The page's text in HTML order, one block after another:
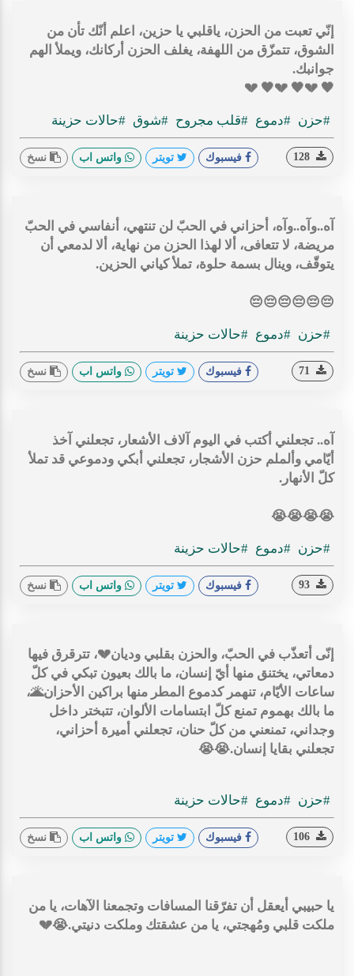
إنّي تعبت من الحزن، ياقلبي يا حزين، اعلم أنّك تأن من
الشوق، تتمزّق من اللهفة، يغلف الحزن أركانك، ويملأ الهم
جوانبك.
🖤 💔🖤 💔🖤 💔
#حزن #دموع #قلب مجروح #شوق #حالات حزينة
فيسبوك تويتر واتس اب نسخ
آه..وآه..وآه، أحزاني في الحبّ لن تنتهي، أنفاسي في الحبّ
مريضة، لا تتعافى، ألا لهذا الحزن من نهاية، ألا لدمعي أن
يتوقّف، وينال بسمة حلوة، تملأ كياني الحزين.
😔😔😔😔😔😔
#حزن #دموع #حالات حزينة
فيسبوك تويتر واتس اب نسخ
آه.. تجعلني أكتب في اليوم آلاف الأشعار، تجعلني آخذ
أيّامي وألملم حزن الأشجار، تجعلني أبكي ودموعي قد تملأ
كلّ الأنهار.
😭😭😭😭
#حزن #دموع #حالات حزينة
فيسبوك تويتر واتس اب نسخ
إنّى أتعذّب في الحبّ، والحزن بقلبي وديان💔، تترقرق فيها
دمعاتي، يختنق منها أيّ إنسان، ما بالك بعيون تبكي في كلّ
ساعات الأيّام، تنهمر كدموع المطر منها براكين الأحزان🌋،
ما بالك بهموم تمنع كلّ ابتسامات الألوان، تتبختر داخل
وجداني، تمنعني من كلّ حنان، تجعلني أميرة أحزاني،
تجعلني بقايا إنسان.😭😭
#حزن #دموع #حالات حزينة
فيسبوك تويتر واتس اب نسخ
يا حبيبي أيعقل أن تفرّقنا المسافات وتجمعنا الآهات، يا من
ملكت قلبي ومُهجتي، يا من عشقتك وملكت دنيتي.😭💔